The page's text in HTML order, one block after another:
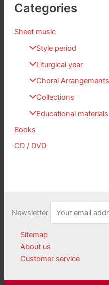
Categories
Sheet music
Style period
Liturgical year
Choral Arrangements
Collections
Educational materials
Books
CD / DVD
Newsletter
Sitemap
About us
Customer service